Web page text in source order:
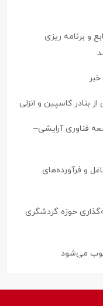
و برنامه ریزی
فناوری آرایشی–
و فرآورده‌های
حوزه گردشگری
می‌شود